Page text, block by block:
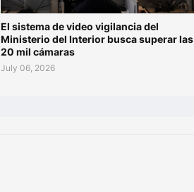
El sistema de video vigilancia del
Ministerio del Interior busca superar las
20 mil cámaras
July 06, 2026